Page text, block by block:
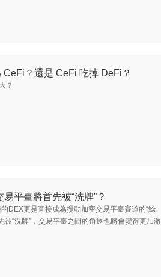
？還是 CeFi 吃掉 DeFi？
？
平臺將首先被“洗牌”？
DEX更是直接成為攪動加密交易平臺賽道的“鯰
“洗牌”，交易平臺之間的角逐也將會變得更加激